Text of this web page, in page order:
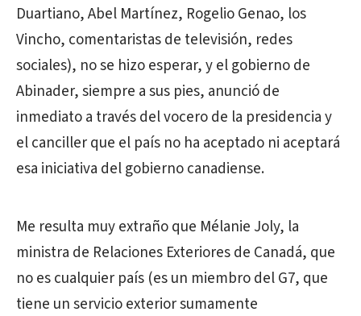
Duartiano, Abel Martínez, Rogelio Genao, los
Vincho, comentaristas de televisión, redes
sociales), no se hizo esperar, y el gobierno de
Abinader, siempre a sus pies, anunció de
inmediato a través del vocero de la presidencia y
el canciller que el país no ha aceptado ni aceptará
esa iniciativa del gobierno canadiense.
Me resulta muy extraño que Mélanie Joly, la
ministra de Relaciones Exteriores de Canadá, que
no es cualquier país (es un miembro del G7, que
tiene un servicio exterior sumamente